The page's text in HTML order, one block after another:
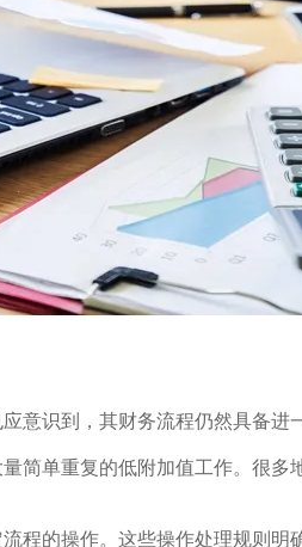
意识到，其财务流程仍然具备进
简单重复的低附加值工作。很
程的操作。这些操作处理规则